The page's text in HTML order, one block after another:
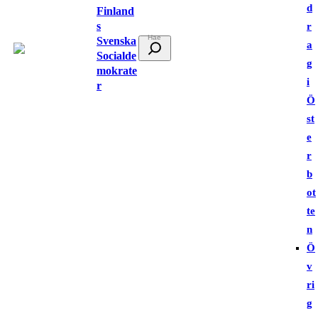
Finland
s
Svenska
Socialde
mokrate
r
ö
d
r
a
g
i
Ö
st
e
r
b
ot
te
n
Ö
v
ri
g